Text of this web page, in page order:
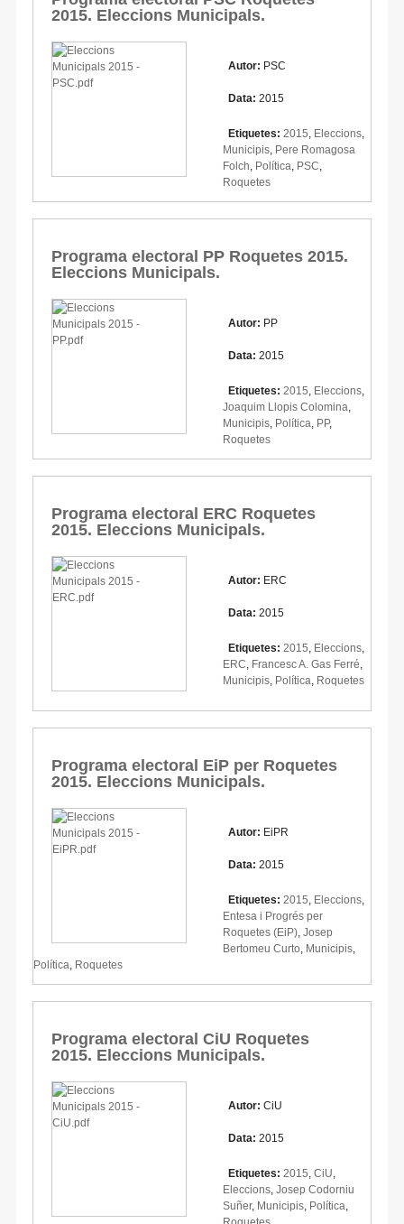
2015. Eleccions Municipals.
Autor: PSC
Data: 2015
Etiquetes: 2015 Eleccions
Municipis Pere Romagosa
Folch Política PSC
Roquetes
Programa electoral PP Roquetes 2015.
Eleccions Municipals.
Autor: PP
Data: 2015
Etiquetes: 2015 Eleccions
Joaquim Llopis Colomina
Municipis Política PP,
Roquetes
Programa electoral ERC Roquetes
2015. Eleccions Municipals.
Autor: ERC
Data: 2015
Etiquetes: 2015 Eleccions
ERC Francesc A. Gas Ferré
Municipis Política Roquetes
Programa electoral EiP per Roquetes
2015. Eleccions Municipals.
Autor: EiPR
Data: 2015
Etiquetes: 2015 Eleccions
Entesa i Progrés per
Roquetes (EiP) Josep
Bertomeu Curto Municipis
Política Roquetes
Programa electoral CiU Roquetes
2015. Eleccions Municipals.
Autor: CiU
Data: 2015
Etiquetes: 2015 CiU
Eleccions Josep Codorniu
Suñer, Municipis Política